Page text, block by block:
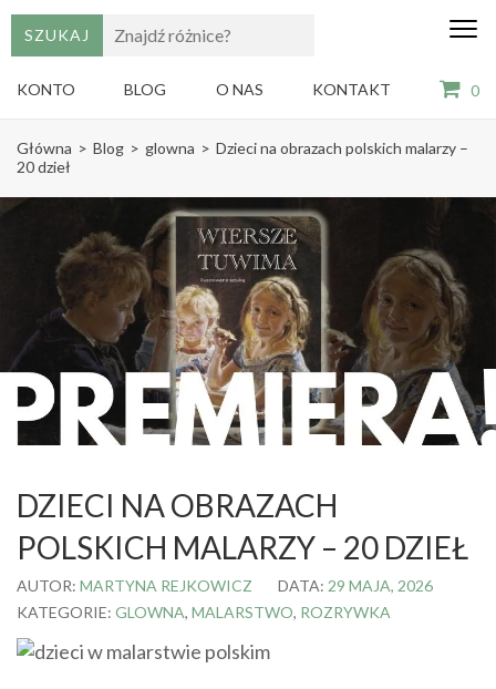
KONTO BLOG O NAS KONTAKT 0
to
(Press
Gry,
i
książki
dla
Główna > Blog > glowna > Dzieci na obrazach polskich malarzy –
20 dzieł
DZIECI NA OBRAZACH
POLSKICH MALARZY – 20 DZIEŁ
AUTOR: MARTYNA REJKOWICZ DATA: 29 MAJA, 2026
KATEGORIE: GLOWNA, MALARSTWO, ROZRYWKA